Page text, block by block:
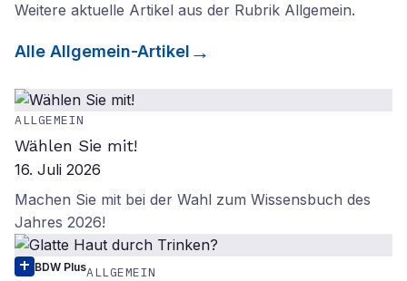
Weitere aktuelle Artikel aus der Rubrik Allgemein.
Alle Allgemein-Artikel
ALLGEMEIN
Wählen Sie mit!
16. Juli 2026
Machen Sie mit bei der Wahl zum Wissensbuch des
Jahres 2026!
BDW PlusALLGEMEIN